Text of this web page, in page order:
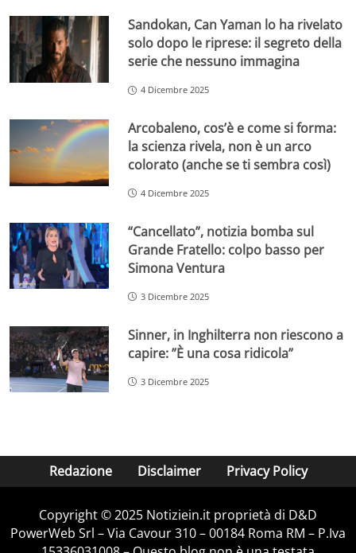
Sandokan, Can Yaman lo ha rivelato
solo dopo le riprese: il segreto della
serie che nessuno immagina
4 Dicembre 2025
Arcobaleno, cos’è e come si forma:
la scienza rivela, non è un arco
colorato (anche se ti sembra così)
4 Dicembre 2025
“Cancellato”, notizia bomba sul
Grande Fratello: colpo basso per
Simona Ventura
3 Dicembre 2025
Sinner, in Inghilterra non riescono a
capire: ”È una cosa ridicola”
3 Dicembre 2025
Redazione Disclaimer Privacy Policy
Copyright © 2025 Notiziein.it proprietà di D&D
PowerWeb Srl – Via Cavour 310 – 00184 Roma RM – P.Iva